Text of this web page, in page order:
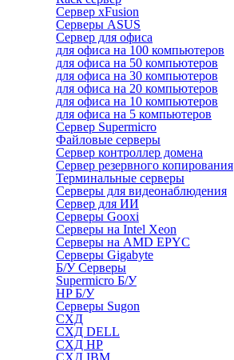
Сервер xFusion
Серверы ASUS
Сервер для офиса
для офиса на 100 компьютеров
для офиса на 50 компьютеров
для офиса на 30 компьютеров
для офиса на 20 компьютеров
для офиса на 10 компьютеров
для офиса на 5 компьютеров
Сервер Supermicro
Файловые серверы
Сервер контроллер домена
Сервер резервного копирования
Терминальные серверы
Серверы для видеонаблюдения
Сервер для ИИ
Серверы Gooxi
Серверы на Intel Xeon
Серверы на AMD EPYC
Серверы Gigabyte
Б/У Серверы
Supermicro Б/У
HP Б/У
Серверы Sugon
СХД
СХД DELL
СХД HP
СХД IBM